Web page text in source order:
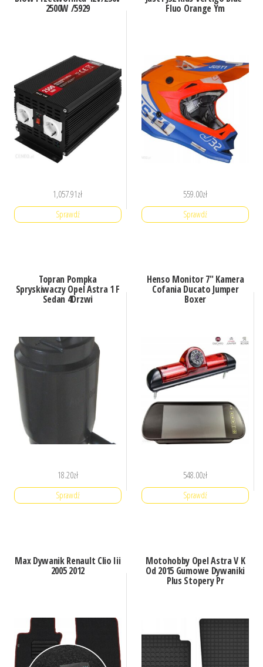
2500W /5929
1,057.91zł
Sprawdź
Fluo Orange Ym
559.00zł
Sprawdź
Topran Pompka
Spryskiwaczy Opel Astra 1 F
Sedan 4Drzwi
18.20zł
Sprawdź
Henso Monitor 7″ Kamera
Cofania Ducato Jumper
Boxer
548.00zł
Sprawdź
Max Dywanik Renault Clio Iii
2005 2012
Motohobby Opel Astra V K
Od 2015 Gumowe Dywaniki
Plus Stopery Pr